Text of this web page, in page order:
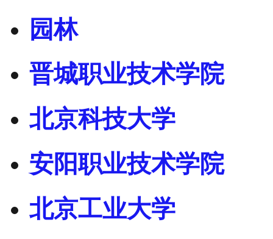
园林
晋城职业技术学院
北京科技大学
安阳职业技术学院
北京工业大学